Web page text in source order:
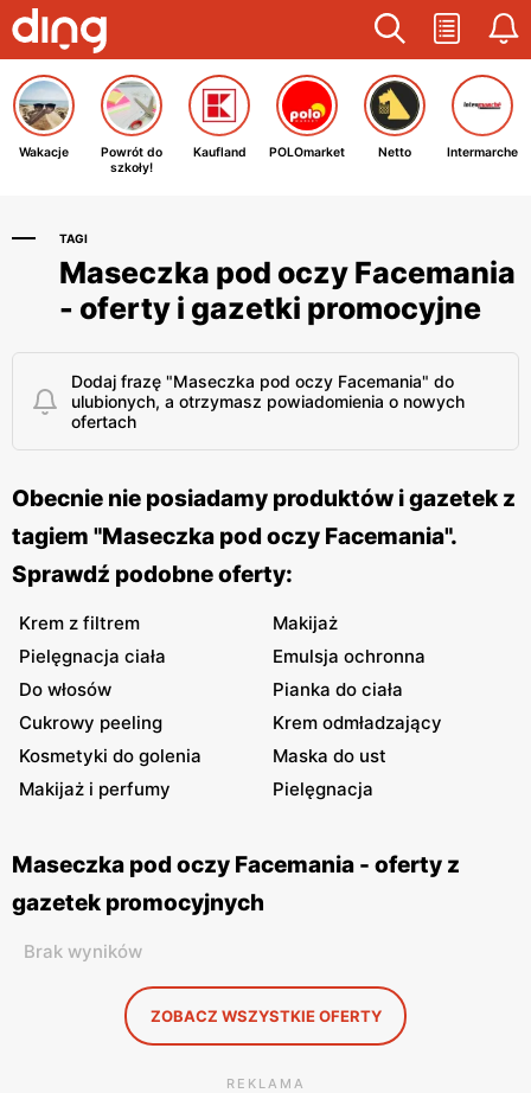
Wakacje
Powrót do
szkoły!
Kaufland POLOmarket Netto Intermarche
TAGI
Maseczka pod oczy Facemania
- oferty i gazetki promocyjne
Dodaj frazę "Maseczka pod oczy Facemania" do
ulubionych, a otrzymasz powiadomienia o nowych
ofertach
Obecnie nie posiadamy produktów i gazetek z
tagiem "Maseczka pod oczy Facemania".
Sprawdź podobne oferty:
Krem z filtrem
Makijaż
Pielęgnacja ciała
Emulsja ochronna
Do włosów
Pianka do ciała
Cukrowy peeling
Krem odmładzający
Kosmetyki do golenia
Maska do ust
Makijaż i perfumy
Pielęgnacja
Maseczka pod oczy Facemania - oferty z
gazetek promocyjnych
Brak wyników
ZOBACZ WSZYSTKIE OFERTY
REKLAMA